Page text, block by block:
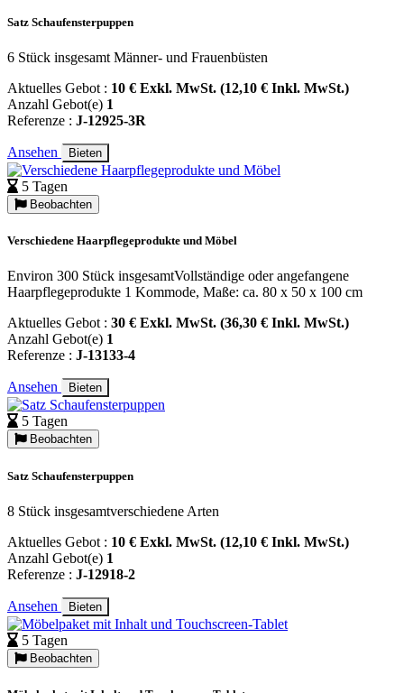
Satz Schaufensterpuppen
6 Stück insgesamt Männer- und Frauenbüsten
Aktuelles Gebot : 10 € Exkl. MwSt. (12,10 € Inkl. MwSt.)
Anzahl Gebot(e) 1
Referenze : J-12925-3R
Ansehen Bieten
5 Tagen
Beobachten
Verschiedene Haarpflegeprodukte und Möbel
Environ 300 Stück insgesamtVollständige oder angefangene
Haarpflegeprodukte 1 Kommode, Maße: ca. 80 x 50 x 100 cm
Aktuelles Gebot : 30 € Exkl. MwSt. (36,30 € Inkl. MwSt.)
Anzahl Gebot(e) 1
Referenze : J-13133-4
Ansehen Bieten
5 Tagen
Beobachten
Satz Schaufensterpuppen
8 Stück insgesamtverschiedene Arten
Aktuelles Gebot : 10 € Exkl. MwSt. (12,10 € Inkl. MwSt.)
Anzahl Gebot(e) 1
Referenze : J-12918-2
Ansehen Bieten
5 Tagen
Beobachten